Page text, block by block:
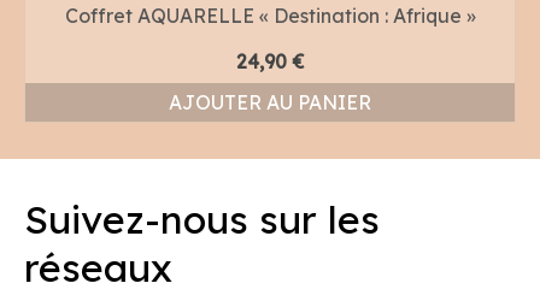
Coffret AQUARELLE « Destination : Afrique »
24,90 €
AJOUTER AU PANIER
Suivez-nous sur les
réseaux